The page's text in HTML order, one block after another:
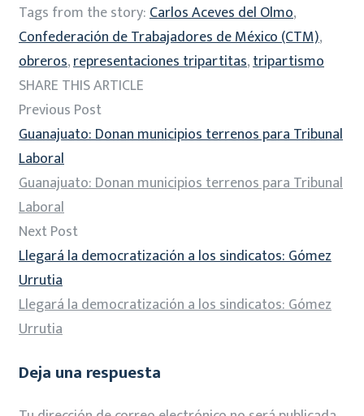
Tags from the story:Carlos Aceves del Olmo,
Confederación de Trabajadores de México (CTM),
obreros,representaciones tripartitas,tripartismo
SHARE THIS ARTICLE
Previous Post
Guanajuato: Donan municipios terrenos para Tribunal
Laboral
Guanajuato: Donan municipios terrenos para Tribunal
Laboral
Next Post
Llegará la democratización a los sindicatos: Gómez
Urrutia
Llegará la democratización a los sindicatos: Gómez
Urrutia
Deja una respuesta